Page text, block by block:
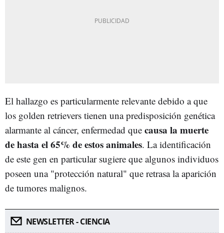
El hallazgo es particularmente relevante debido a que
los golden retrievers tienen una predisposición genética
alarmante al cáncer, enfermedad que causa la muerte
de hasta el 65% de estos animales. La identificación
de este gen en particular sugiere que algunos individuos
poseen una "protección natural" que retrasa la aparición
de tumores malignos.
NEWSLETTER - CIENCIA